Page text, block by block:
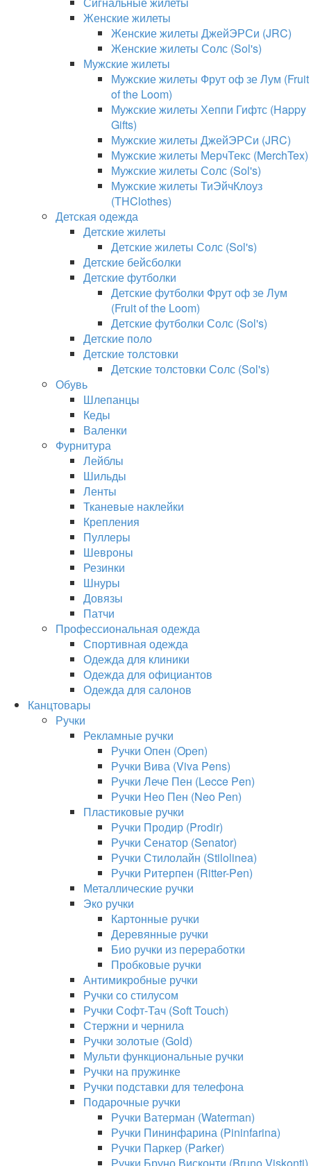
Женские жилеты
Женские жилеты ДжейЭРСи (JRC)
Женские жилеты Солс (Sol's)
Мужские жилеты
Мужские жилеты Фрут оф зе Лум (Fruit
of the Loom)
Мужские жилеты Хеппи Гифтс (Happy
Gifts)
Мужские жилеты ДжейЭРСи (JRC)
Мужские жилеты МерчТекс (MerchTex)
Мужские жилеты Солс (Sol's)
Мужские жилеты ТиЭйчКлоуз
(THClothes)
Детская одежда
Детские жилеты
Детские жилеты Солс (Sol's)
Детские бейсболки
Детские футболки
Детские футболки Фрут оф зе Лум
(Fruit of the Loom)
Детские футболки Солс (Sol's)
Детские поло
Детские толстовки
Детские толстовки Солс (Sol's)
Обувь
Шлепанцы
Кеды
Валенки
Фурнитура
Лейблы
Шильды
Ленты
Тканевые наклейки
Крепления
Пуллеры
Шевроны
Резинки
Шнуры
Довязы
Патчи
Профессиональная одежда
Спортивная одежда
Одежда для клиники
Одежда для официантов
Одежда для салонов
Канцтовары
Ручки
Рекламные ручки
Ручки Опен (Open)
Ручки Вива (Viva Pens)
Ручки Лече Пен (Lecce Pen)
Ручки Нео Пен (Neo Pen)
Пластиковые ручки
Ручки Продир (Prodir)
Ручки Сенатор (Senator)
Ручки Стилолайн (Stilolinea)
Ручки Ритерпен (Ritter-Pen)
Металлические ручки
Эко ручки
Картонные ручки
Деревянные ручки
Био ручки из переработки
Пробковые ручки
Антимикробные ручки
Ручки со стилусом
Ручки Софт-Тач (Soft Touch)
Стержни и чернила
Ручки золотые (Gold)
Мульти функциональные ручки
Ручки на пружинке
Ручки подставки для телефона
Подарочные ручки
Ручки Ватерман (Waterman)
Ручки Пининфарина (Pininfarina)
Ручки Паркер (Parker)